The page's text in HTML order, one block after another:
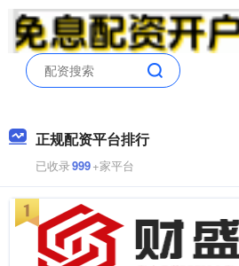
正规配资平台排行
已收录999+家平台